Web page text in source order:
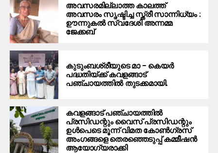
അവസരമില്ലാത്ത കാലത്ത്
അവസരം സൃഷ്ടിച്ച സ്ത്രീ സാന്നിധ്യം :
ഊന്നുകൽ സ്വദേശി അന്നമ്മ
ജേക്കബ്
കുടുംബശ്രീയുടെ മാ – കെയർ
പദ്ധതിയ്ക്ക് കവളങ്ങാട്
പഞ്ചായത്തിൽ തുടക്കമായി.
കവളങ്ങാട് പഞ്ചായത്തില്‍
പ്രസിഡന്റും വൈസ് പ്രസിഡന്റും
ഉള്‍പെടെ മൂന്ന് വിമത കോണ്‍ഗ്രസ്
അംഗങ്ങളെ തെരഞ്ഞെടുപ്പ് കമ്മീഷന്‍
ആയോഗ്യരാക്കി